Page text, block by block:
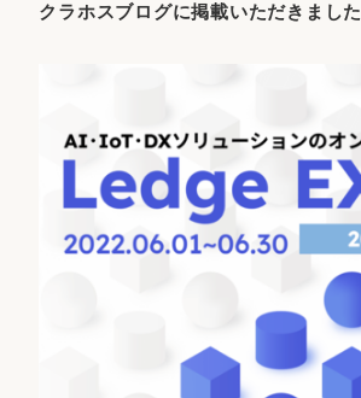
クラホスブログに掲載いただきました